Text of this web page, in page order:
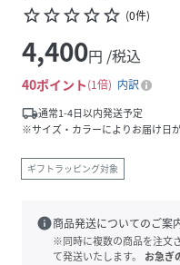
star_borderstar_borderstar_borderstar_borderstar_border (0件)
4,400円 /税込
40ポイント 1倍
内訳
local_shipping通常1-4日以内発送予定
※サイズ・カラーによりお届け日
ギフトラッピング対象
info商品発送についてのご案
※同時に複数の商品を注文
て発送いたします。
お急ぎ